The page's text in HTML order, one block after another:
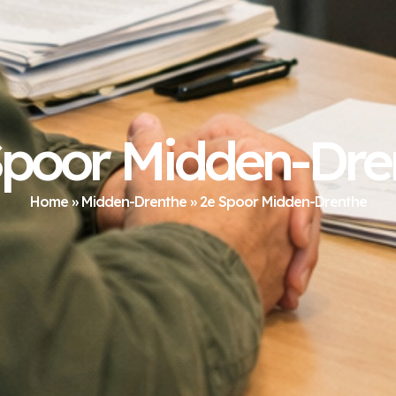
Midden-
Home»Midden-Drenthe» 2e Spoor Midden-Drenthe